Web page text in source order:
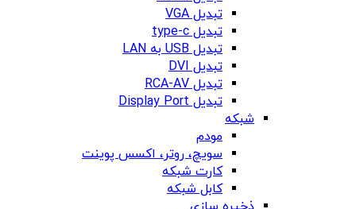
تبدیل VGA
تبدیل type-c
تبدیل USB به LAN
تبدیل DVI
تبدیل RCA-AV
تبدیل Display Port
شبکه
مودم
سویچ، روتر، اکسس پوینت
کارت شبکه
کابل شبکه